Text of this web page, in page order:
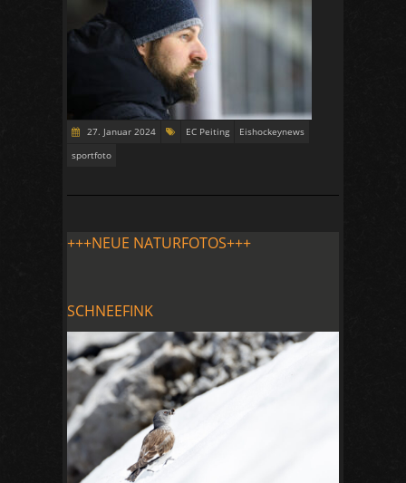
27. Januar 2024 EC Peiting
Eishockeynews
sportfoto
+++NEUE NATURFOTOS+++
SCHNEEFINK